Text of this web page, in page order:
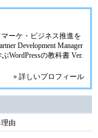
ーケ・ビジネス推進を
Development Manager
WordPressの教科書 Ver.
» 詳しいプロフィール
由